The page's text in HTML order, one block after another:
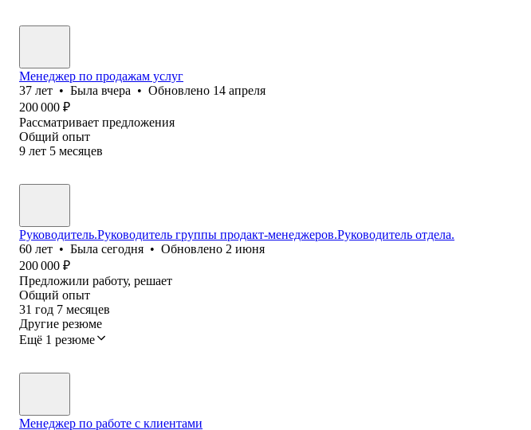
Менеджер по продажам услуг
37 лет • Была вчера • Обновлено 14 апреля
200 000 ₽
Рассматривает предложения
Общий опыт
9 лет 5 месяцев
Руководитель.Руководитель группы продакт-менеджеров.Руководитель отдела.
60 лет • Была сегодня • Обновлено 2 июня
200 000 ₽
Предложили работу, решает
Общий опыт
31 год 7 месяцев
Другие резюме
Ещё 1 резюме
Менеджер по работе с клиентами